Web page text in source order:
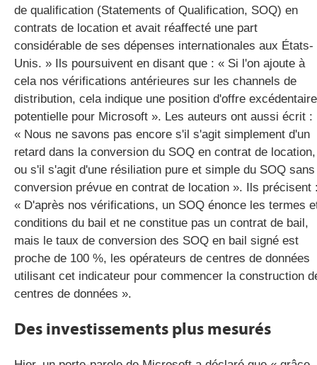
de qualification (Statements of Qualification, SOQ) en
contrats de location et avait réaffecté une part
considérable de ses dépenses internationales aux États-
Unis. » Ils poursuivent en disant que : « Si l'on ajoute à
cela nos vérifications antérieures sur les channels de
distribution, cela indique une position d'offre excédentaire
potentielle pour Microsoft ». Les auteurs ont aussi écrit :
« Nous ne savons pas encore s'il s'agit simplement d'un
retard dans la conversion du SOQ en contrat de location,
ou s'il s'agit d'une résiliation pure et simple du SOQ sans
conversion prévue en contrat de location ». Ils précisent
« D'après nos vérifications, un SOQ énonce les termes
conditions du bail et ne constitue pas un contrat de bail,
mais le taux de conversion des SOQ en bail signé est
proche de 100 %, les opérateurs de centres de données
utilisant cet indicateur pour commencer la construction
centres de données ».
Des investissements plus mesurés